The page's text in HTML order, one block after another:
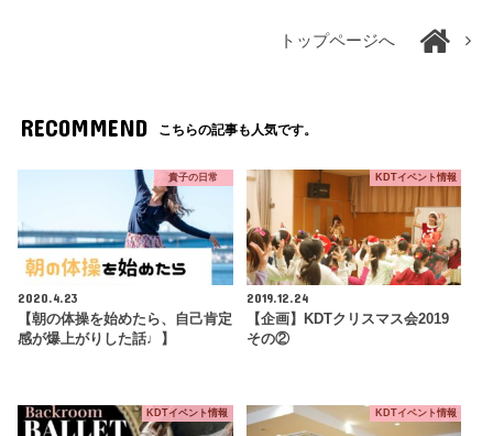
トップページへ
RECOMMEND こちらの記事も人気です。
貴子の日常
2020.4.23
【朝の体操を始めたら、自己肯定
感が爆上がりした話♩】
KDTイベント情報
2019.12.24
【企画】KDTクリスマス会2019
その②
KDTイベント情報 KDTイベント情報